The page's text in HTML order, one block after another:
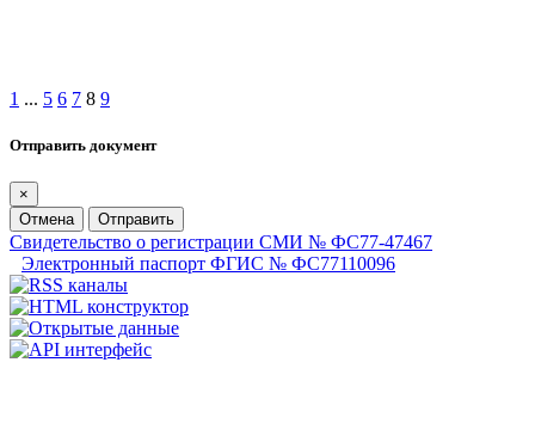
1 ... 5 6 7 8 9
Отправить документ
×
Отмена
Отправить
Свидетельство о регистрации СМИ № ФС77-47467
Электронный паспорт ФГИС № ФС77110096